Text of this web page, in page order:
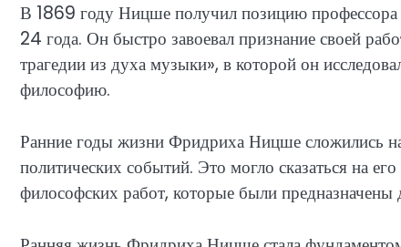
В 1869 году Ницше получил позицию профессора
24 года. Он быстро завоевал признание своей
трагедии из духа музыки», в которой он
философию.
Ранние годы жизни Фридриха Ницше сложились
политических событий. Это могло сказаться на
философских работ, которые были